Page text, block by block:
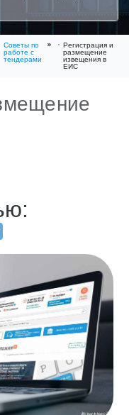
Советы по
работе с
тендерами
Регистрация и
размещение
извещения в
ЕИС